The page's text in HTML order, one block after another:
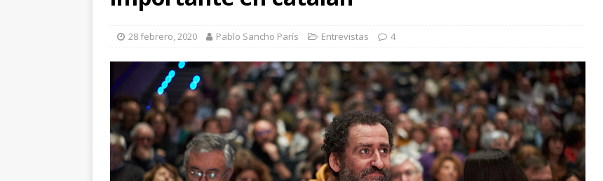
[ 18 mayo, 2024 ] Cannes 2024: día 4. ‘Los hiperbóreos’ y ‘Kinds of Kindness’
28 febrero, 2020 Pablo Sancho París Entrevistas 4